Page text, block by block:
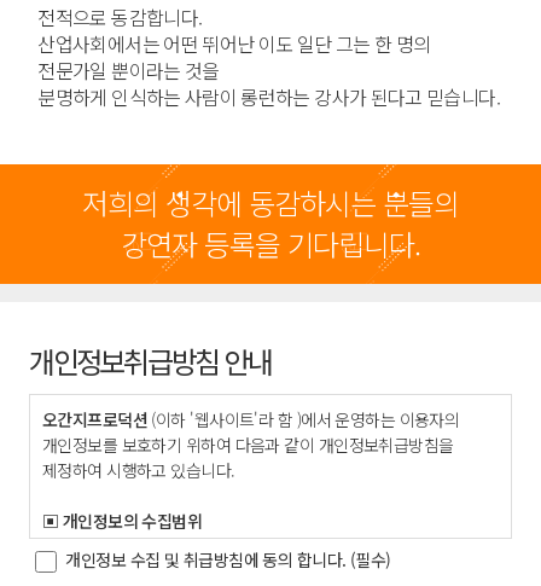
전적으로 동감합니다.
산업사회에서는 어떤 뛰어난 이도 일단 그는 한 명의
전문가일 뿐이라는 것을
분명하게 인식하는 사람이 롱런하는 강사가 된다고 믿습니다.
저희의 생각에 동감하시는 분들의
강연자 등록을 기다립니다.
개인정보취급방침 안내
오간지프로덕션 (이하 '웹사이트'라 함 )에서 운영하는 이용자의
개인정보를 보호하기 위하여 다음과 같이 개인정보취급방침을
제정하여 시행하고 있습니다.
▣ 개인정보의 수집범위
1) 수집하는 정보
* 필수 정보 : 이름, 이동전화번호, 이메일 주소 등
개인정보 수집 및 취급방침에 동의 합니다. (필수)